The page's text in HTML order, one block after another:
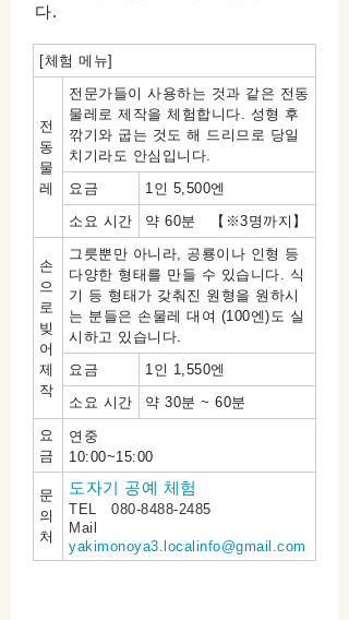
다.
[체험 메뉴]
전
동
물
레
전문가들이 사용하는 것과 같은 전동
물레로 제작을 체험합니다. 성형 후
깎기와 굽는 것도 해 드리므로 당일
치기라도 안심입니다.
요금
1인 5,500엔
소요 시간
약 60분 【※3명까지】
손
으
로
빚
어
제
작
그릇뿐만 아니라, 공룡이나 인형 등
다양한 형태를 만들 수 있습니다. 식
기 등 형태가 갖춰진 원형을 원하시
는 분들은 손물레 대여 (100엔)도 실
시하고 있습니다.
요금
1인 1,550엔
소요 시간
약 30분 ~ 60분
요
금
연중
10:00~15:00
문
의
처
도자기 공예 체험
TEL 080-8488-2485
Mail
yakimonoya3.localinfo@gmail.com